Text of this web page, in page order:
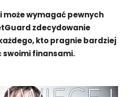
może wymagać pewnych
zdecydowanie
kto pragnie bardziej
swoimi finansami.